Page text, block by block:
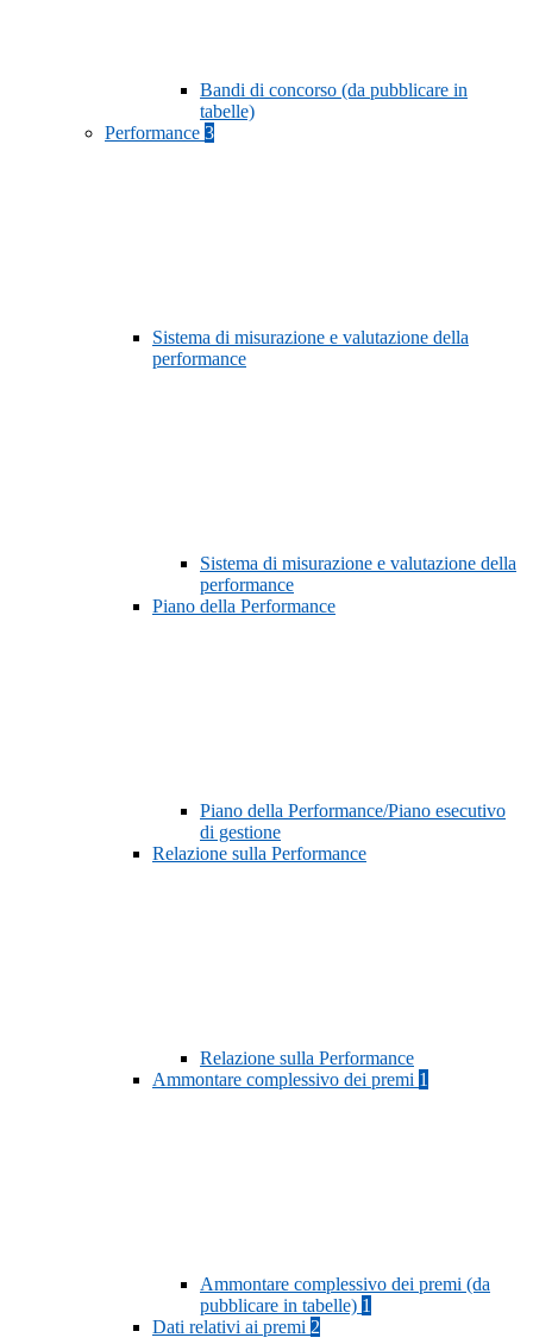
Bandi di concorso (da pubblicare in
tabelle)
Performance 3
Sistema di misurazione e valutazione della
performance
Sistema di misurazione e valutazione della
performance
Piano della Performance
Piano della Performance/Piano esecutivo
di gestione
Relazione sulla Performance
Relazione sulla Performance
Ammontare complessivo dei premi 1
Ammontare complessivo dei premi (da
pubblicare in tabelle) 1
Dati relativi ai premi 2